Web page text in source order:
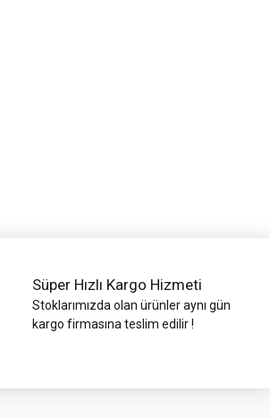
Süper Hızlı Kargo Hizmeti
Stoklarımızda olan ürünler aynı gün
kargo firmasına teslim edilir !